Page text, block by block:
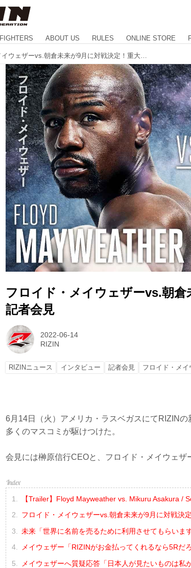
FIGHTERS ABOUT US RULES ONLINE STORE
フロイド・メイウェザーvs.朝
記者会見
2022-06-14
RIZIN
RIZINニュース インタビュー 記者会見 フロイド・メイ
6月14日（火）アメリカ・ラスベガスにてRIZIN
多くのマスコミが駆けつけた。
会見には榊原信行CEOと、フロイド・メイウェザ
【Trailer】Floyd Mayweather vs. Mikuru Asakura /
フロイド・メイウェザーvs.朝倉未来が9月に対戦決定
未来「世界に名前を売るために利用させてもらいます
メイウェザー「RIZINがお金払ってくれるなら5Rだ
メイウェザーへ質疑応答「日本人が見たいものは私